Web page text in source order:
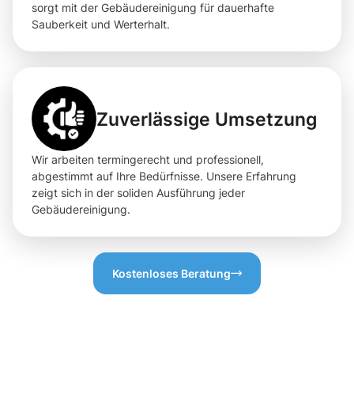
sorgt mit der Gebäudereinigung für dauerhafte
Sauberkeit und Werterhalt.
Zuverlässige Umsetzung
Wir arbeiten termingerecht und professionell,
abgestimmt auf Ihre Bedürfnisse. Unsere Erfahrung
zeigt sich in der soliden Ausführung jeder
Gebäudereinigung.
Kostenloses Beratung